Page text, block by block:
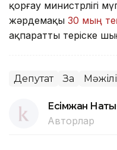
қорғау министрлігі
жәрдемақы 30 мың
ақпаратты теріске
Депутат Заң
Есімжан
Авторлар